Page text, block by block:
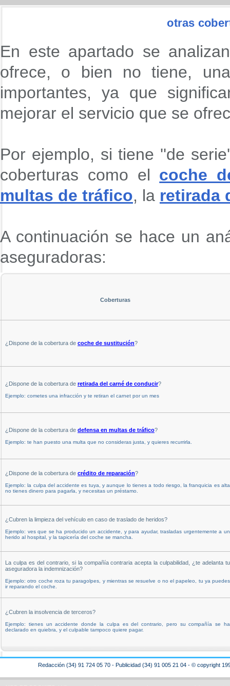
otras
En este apartado se
ofrece, o bien no tiene,
importantes, ya que
mejorar el servicio que se
Por ejemplo, si tiene ''de
coberturas como el coche
multas de tráfico, la retirada
A continuación se hace un
aseguradoras:
Coberturas
¿Dispone de la cobertura de coche de sustitución?
¿Dispone de la cobertura de retirada del carné de conducir?
Ejemplo: cometes una infracción y te retiran el carnet por un mes
¿Dispone de la cobertura de defensa en multas de tráfico?
Ejemplo: te han puesto una multa que no consideras justa, y quieres recurrirla.
¿Dispone de la cobertura de crédito de reparación?
Ejemplo: la culpa del accidente es tuya, y aunque lo tienes a todo riesgo, la franquicia es alta
no tienes dinero para pagarla, y necesitas un préstamo.
¿Cubren la limpieza del vehículo en caso de traslado de heridos?
Ejemplo: ves que se ha producido un accidente, y para ayudar, trasladas urgentemente a un
herido al hospital, y la tapicería del coche se mancha.
La culpa es del contrario, si la compañía contraria acepta la culpabilidad, ¿te adelanta tu
aseguradora la indemnización?
Ejemplo: otro coche roza tu paragolpes, y mientras se resuelve o no el papeleo, tu ya puedes
ir reparando el coche.
¿Cubren la insolvencia de terceros?
Ejemplo: tienes un accidente donde la culpa es del contrario, pero su compañía se ha
declarado en quiebra, y el culpable tampoco quiere pagar.
Redacción (34) 91 724 05 70 - Publicidad (34) 91 005 21 04 - © copyright